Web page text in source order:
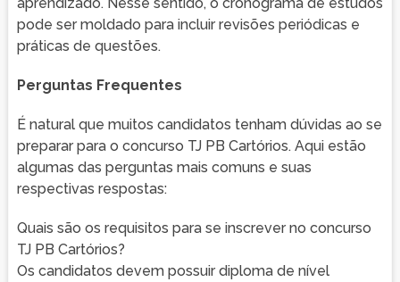
pode ser moldado para incluir revisões periódicas e
práticas de questões.
Perguntas Frequentes
É natural que muitos candidatos tenham dúvidas ao se
preparar para o concurso TJ PB Cartórios. Aqui estão
algumas das perguntas mais comuns e suas
respectivas respostas:
Quais são os requisitos para se inscrever no concurso
TJ PB Cartórios?
Os candidatos devem possuir diploma de nível